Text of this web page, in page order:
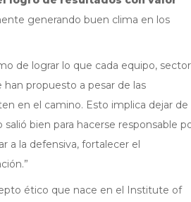
generando buen clima en los
de lograr lo que cada equipo, sector
propuesto a pesar de las
en el camino. Esto implica dejar de
bien para hacerse responsable
a la defensiva, fortalecer el
ético que nace en el Institute of